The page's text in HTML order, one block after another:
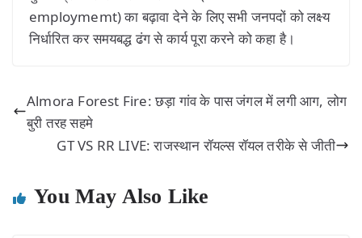
employmemt) का बढ़ावा देने के लिए सभी जनपदों को लक्ष्य
निर्धारित कर समयबद्ध ढंग से कार्य पूरा करने को कहा है।
Almora Forest Fire: छड़ा गांव के पास जंगल में लगी आग, लोग
बुरी तरह सहमे
GT VS RR LIVE: राजस्थान रॉयल्स रॉयल तरीके से जीती
You May Also Like